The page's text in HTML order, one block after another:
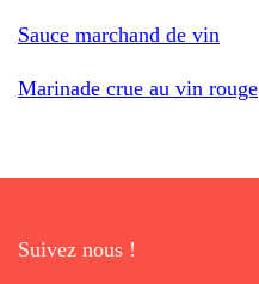
Sauce marchand de vin
Marinade crue au vin rouge
Suivez nous !